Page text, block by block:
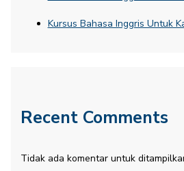
Kursus Bahasa Inggris Untuk
Recent Comments
Tidak ada komentar untuk